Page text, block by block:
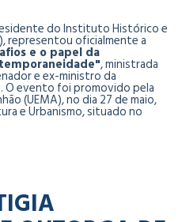
do Instituto Histórico e
representou oficialmente a
e o papel da
, ministrada
e ex-ministro da
. O evento foi promovido pela
(UEMA), no dia 27 de maio,
e Urbanismo, situado no